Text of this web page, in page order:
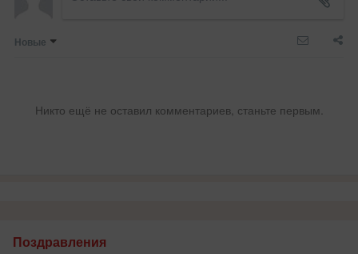
Новые
Никто ещё не оставил комментариев, станьте первым.
Поздравления